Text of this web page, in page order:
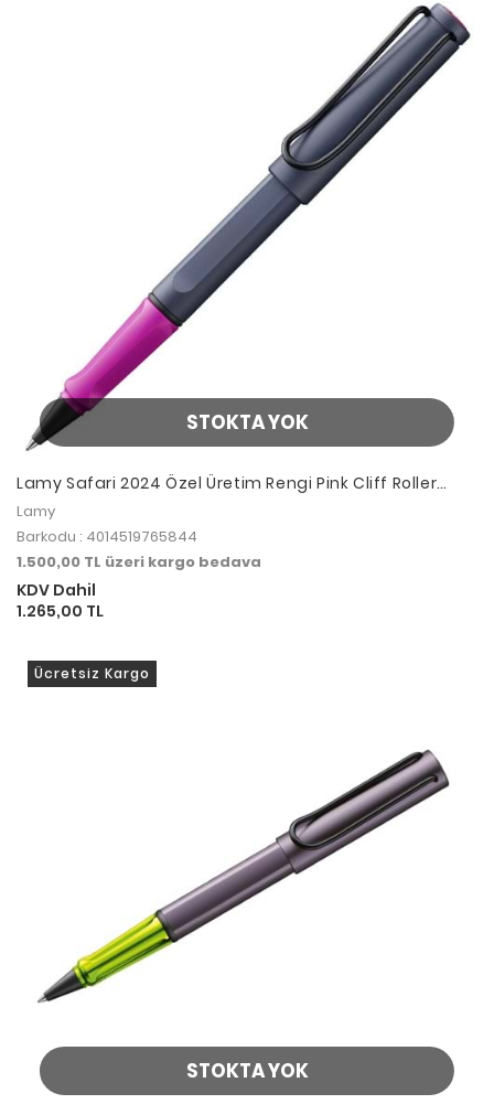
STOKTA YOK
Lamy Safari 2024 Özel Üretim Rengi Pink Cliff Roller
Kalem
Lamy
Barkodu : 4014519765844
1.500,00 TL üzeri kargo bedava
KDV Dahil
1.265,00 TL
STOKTA YOK
Ücretsiz Kargo